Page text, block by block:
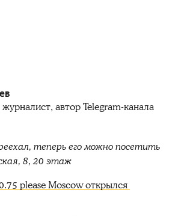
автор Telegram-канала
теперь его можно посетить
8, 20 этаж
please Moscow открылся